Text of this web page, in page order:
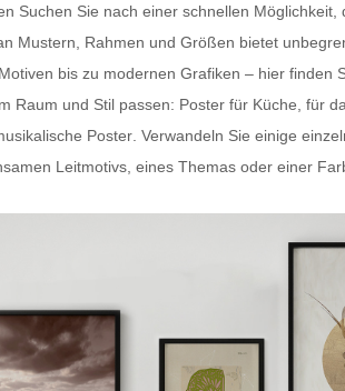
Suchen Sie nach einer schnellen
Mustern, Rahmen und Größen bietet
bis zu modernen Grafiken – hier finden
Raum und Stil passen: Poster für Küche , für
Poster . Verwandeln Sie einige
Leitmotivs, eines Themas oder einer